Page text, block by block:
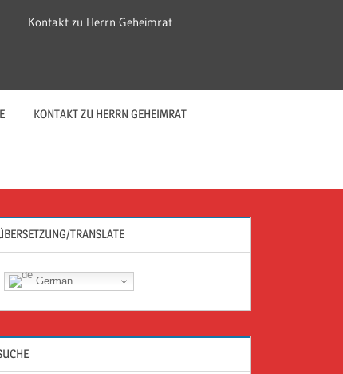
Kontakt zu Herrn Geheimrat
KONTAKT ZU HERRN GEHEIMRAT
TRANSLATE
German